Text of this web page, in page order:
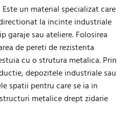
Este un material specializat care
la incinte industriale
garaje sau ateliere. Folosirea
de pereti de rezistenta
cu o strutura metalica. Prin
depozitele industriale sau
spatii pentru care se ia in
metalice drept zidarie